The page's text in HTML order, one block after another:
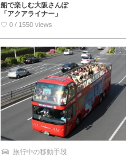
船で楽しむ大阪さんぽ
「アクアライナー」
♡ 0 / 1550 views
旅行中の移動手段